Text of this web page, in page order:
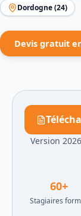
Dordogne(24)
Devis gratuit
Version 2026
60+
Stagiaires